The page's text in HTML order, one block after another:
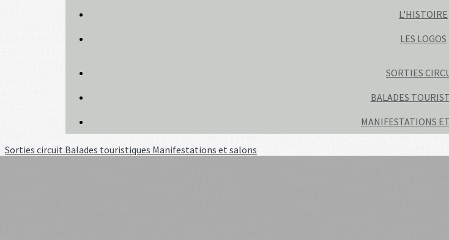
L'HISTOIRE
LES LOGOS
SORTIES
BALADES
MANIFESTATIONS
Sorties circuit Balades touristiques Manifestations et salons